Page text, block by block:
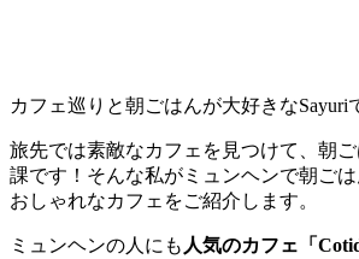
カフェ巡りと朝ごはんが大好きなSayuri
旅先では素敵なカフェを見つけて、朝
課です！そんな私がミュンヘンで朝ご
おしゃれなカフェをご紹介します。
ミュンヘンの人にも 人気のカフェ「